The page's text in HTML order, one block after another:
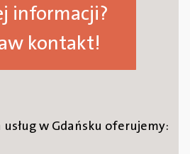
informacji?
kontakt!
w Gdańsku oferujemy: